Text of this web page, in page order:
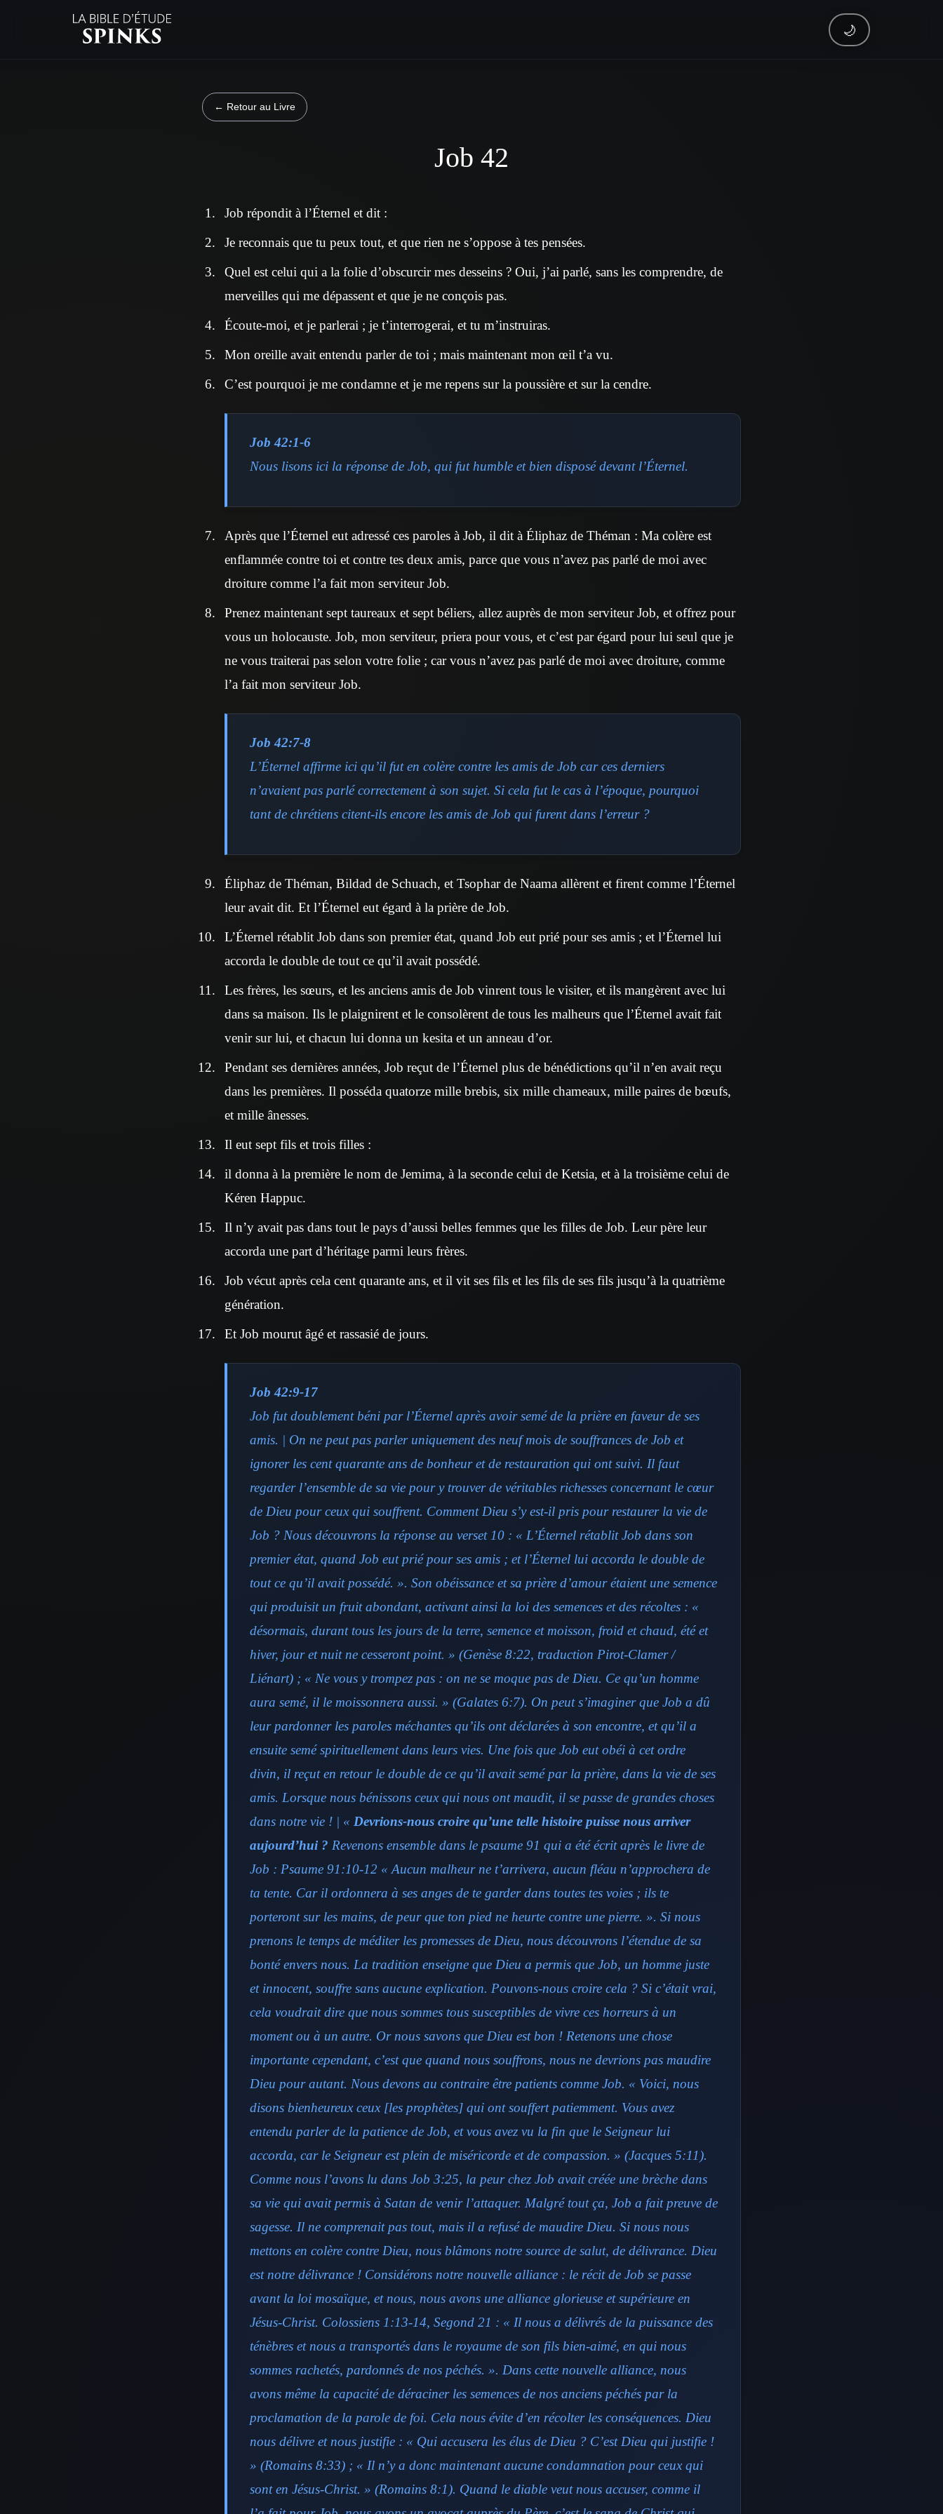
🌙
← Retour au Livre
Job 42
Job répondit à l’Éternel et dit :
Je reconnais que tu peux tout, et que rien ne s’oppose à tes pensées.
Quel est celui qui a la folie d’obscurcir mes desseins ? Oui, j’ai parlé, sans les comprendre, de
merveilles qui me dépassent et que je ne conçois pas.
Écoute-moi, et je parlerai ; je t’interrogerai, et tu m’instruiras.
Mon oreille avait entendu parler de toi ; mais maintenant mon œil t’a vu.
C’est pourquoi je me condamne et je me repens sur la poussière et sur la cendre.
Job 42:1-6
Nous lisons ici la réponse de Job, qui fut humble et bien disposé devant l’Éternel.
Après que l’Éternel eut adressé ces paroles à Job, il dit à Éliphaz de Théman : Ma colère est
enflammée contre toi et contre tes deux amis, parce que vous n’avez pas parlé de moi avec
droiture comme l’a fait mon serviteur Job.
Prenez maintenant sept taureaux et sept béliers, allez auprès de mon serviteur Job, et offrez pour
vous un holocauste. Job, mon serviteur, priera pour vous, et c’est par égard pour lui seul que je
ne vous traiterai pas selon votre folie ; car vous n’avez pas parlé de moi avec droiture, comme
l’a fait mon serviteur Job.
Job 42:7-8
L’Éternel affirme ici qu’il fut en colère contre les amis de Job car ces derniers
n’avaient pas parlé correctement à son sujet. Si cela fut le cas à l’époque, pourquoi
tant de chrétiens citent-ils encore les amis de Job qui furent dans l’erreur ?
Éliphaz de Théman, Bildad de Schuach, et Tsophar de Naama allèrent et firent comme l’Éternel
leur avait dit. Et l’Éternel eut égard à la prière de Job.
L’Éternel rétablit Job dans son premier état, quand Job eut prié pour ses amis ; et l’Éternel lui
accorda le double de tout ce qu’il avait possédé.
Les frères, les sœurs, et les anciens amis de Job vinrent tous le visiter, et ils mangèrent avec lui
dans sa maison. Ils le plaignirent et le consolèrent de tous les malheurs que l’Éternel avait fait
venir sur lui, et chacun lui donna un kesita et un anneau d’or.
Pendant ses dernières années, Job reçut de l’Éternel plus de bénédictions qu’il n’en avait reçu
dans les premières. Il posséda quatorze mille brebis, six mille chameaux, mille paires de bœufs,
et mille ânesses.
Il eut sept fils et trois filles :
il donna à la première le nom de Jemima, à la seconde celui de Ketsia, et à la troisième celui de
Kéren Happuc.
Il n’y avait pas dans tout le pays d’aussi belles femmes que les filles de Job. Leur père leur
accorda une part d’héritage parmi leurs frères.
Job vécut après cela cent quarante ans, et il vit ses fils et les fils de ses fils jusqu’à la quatrième
génération.
Et Job mourut âgé et rassasié de jours.
Job 42:9-17
Job fut doublement béni par l’Éternel après avoir semé de la prière en faveur de ses
amis. | On ne peut pas parler uniquement des neuf mois de souffrances de Job et
ignorer les cent quarante ans de bonheur et de restauration qui ont suivi. Il faut
regarder l’ensemble de sa vie pour y trouver de véritables richesses concernant le cœur
de Dieu pour ceux qui souffrent. Comment Dieu s’y est-il pris pour restaurer la vie de
Job ? Nous découvrons la réponse au verset 10 : « L’Éternel rétablit Job dans son
premier état, quand Job eut prié pour ses amis ; et l’Éternel lui accorda le double de
tout ce qu’il avait possédé. ». Son obéissance et sa prière d’amour étaient une semence
qui produisit un fruit abondant, activant ainsi la loi des semences et des récoltes : «
désormais, durant tous les jours de la terre, semence et moisson, froid et chaud, été et
hiver, jour et nuit ne cesseront point. » (Genèse 8:22, traduction Pirot-Clamer /
Liénart) ; « Ne vous y trompez pas : on ne se moque pas de Dieu. Ce qu’un homme
aura semé, il le moissonnera aussi. » (Galates 6:7). On peut s’imaginer que Job a dû
leur pardonner les paroles méchantes qu’ils ont déclarées à son encontre, et qu’il a
ensuite semé spirituellement dans leurs vies. Une fois que Job eut obéi à cet ordre
divin, il reçut en retour le double de ce qu’il avait semé par la prière, dans la vie de ses
amis. Lorsque nous bénissons ceux qui nous ont maudit, il se passe de grandes choses
dans notre vie ! | « Devrions-nous croire qu’une telle histoire puisse nous arriver
aujourd’hui ? Revenons ensemble dans le psaume 91 qui a été écrit après le livre de
Job : Psaume 91:10-12 « Aucun malheur ne t’arrivera, aucun fléau n’approchera de
ta tente. Car il ordonnera à ses anges de te garder dans toutes tes voies ; ils te
porteront sur les mains, de peur que ton pied ne heurte contre une pierre. ». Si nous
prenons le temps de méditer les promesses de Dieu, nous découvrons l’étendue de sa
bonté envers nous. La tradition enseigne que Dieu a permis que Job, un homme juste
et innocent, souffre sans aucune explication. Pouvons-nous croire cela ? Si c’était vrai,
cela voudrait dire que nous sommes tous susceptibles de vivre ces horreurs à un
moment ou à un autre. Or nous savons que Dieu est bon ! Retenons une chose
importante cependant, c’est que quand nous souffrons, nous ne devrions pas maudire
Dieu pour autant. Nous devons au contraire être patients comme Job. « Voici, nous
disons bienheureux ceux [les prophètes] qui ont souffert patiemment. Vous avez
entendu parler de la patience de Job, et vous avez vu la fin que le Seigneur lui
accorda, car le Seigneur est plein de miséricorde et de compassion. » (Jacques 5:11).
Comme nous l’avons lu dans Job 3:25, la peur chez Job avait créée une brèche dans
sa vie qui avait permis à Satan de venir l’attaquer. Malgré tout ça, Job a fait preuve de
sagesse. Il ne comprenait pas tout, mais il a refusé de maudire Dieu. Si nous nous
mettons en colère contre Dieu, nous blâmons notre source de salut, de délivrance. Dieu
est notre délivrance ! Considérons notre nouvelle alliance : le récit de Job se passe
avant la loi mosaïque, et nous, nous avons une alliance glorieuse et supérieure en
Jésus-Christ. Colossiens 1:13-14, Segond 21 : « Il nous a délivrés de la puissance des
ténèbres et nous a transportés dans le royaume de son fils bien-aimé, en qui nous
sommes rachetés, pardonnés de nos péchés. ». Dans cette nouvelle alliance, nous
avons même la capacité de déraciner les semences de nos anciens péchés par la
proclamation de la parole de foi. Cela nous évite d’en récolter les conséquences. Dieu
nous délivre et nous justifie : « Qui accusera les élus de Dieu ? C’est Dieu qui justifie !
» (Romains 8:33) ; « Il n’y a donc maintenant aucune condamnation pour ceux qui
sont en Jésus-Christ. » (Romains 8:1). Quand le diable veut nous accuser, comme il